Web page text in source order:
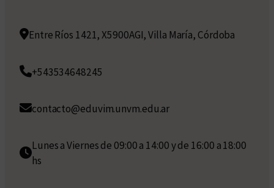
Entre Ríos 1421, X5900AGI, Villa María, Córdoba
+543534648245
contacto@eduvim.unvm.edu.ar
Lunes a Viernes de 09:00 a 14:00 y de 16:00 a 18:00
hs